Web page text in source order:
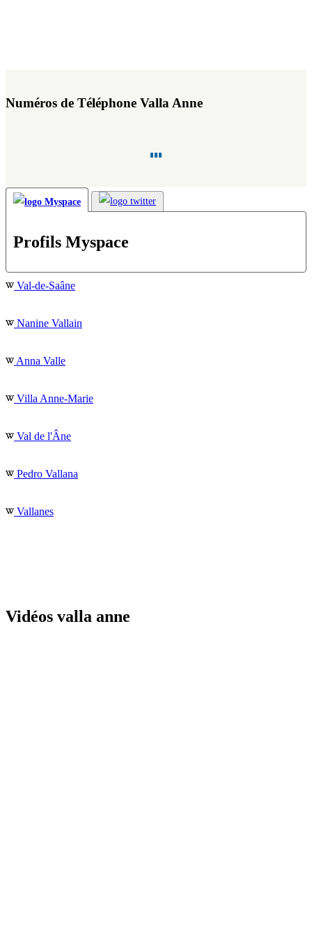
Numéros de Téléphone Valla Anne
Profils Myspace
Val-de-Saâne
Nanine Vallain
Anna Valle
Villa Anne-Marie
Val de l'Âne
Pedro Vallana
Vallanes
Vidéos valla anne